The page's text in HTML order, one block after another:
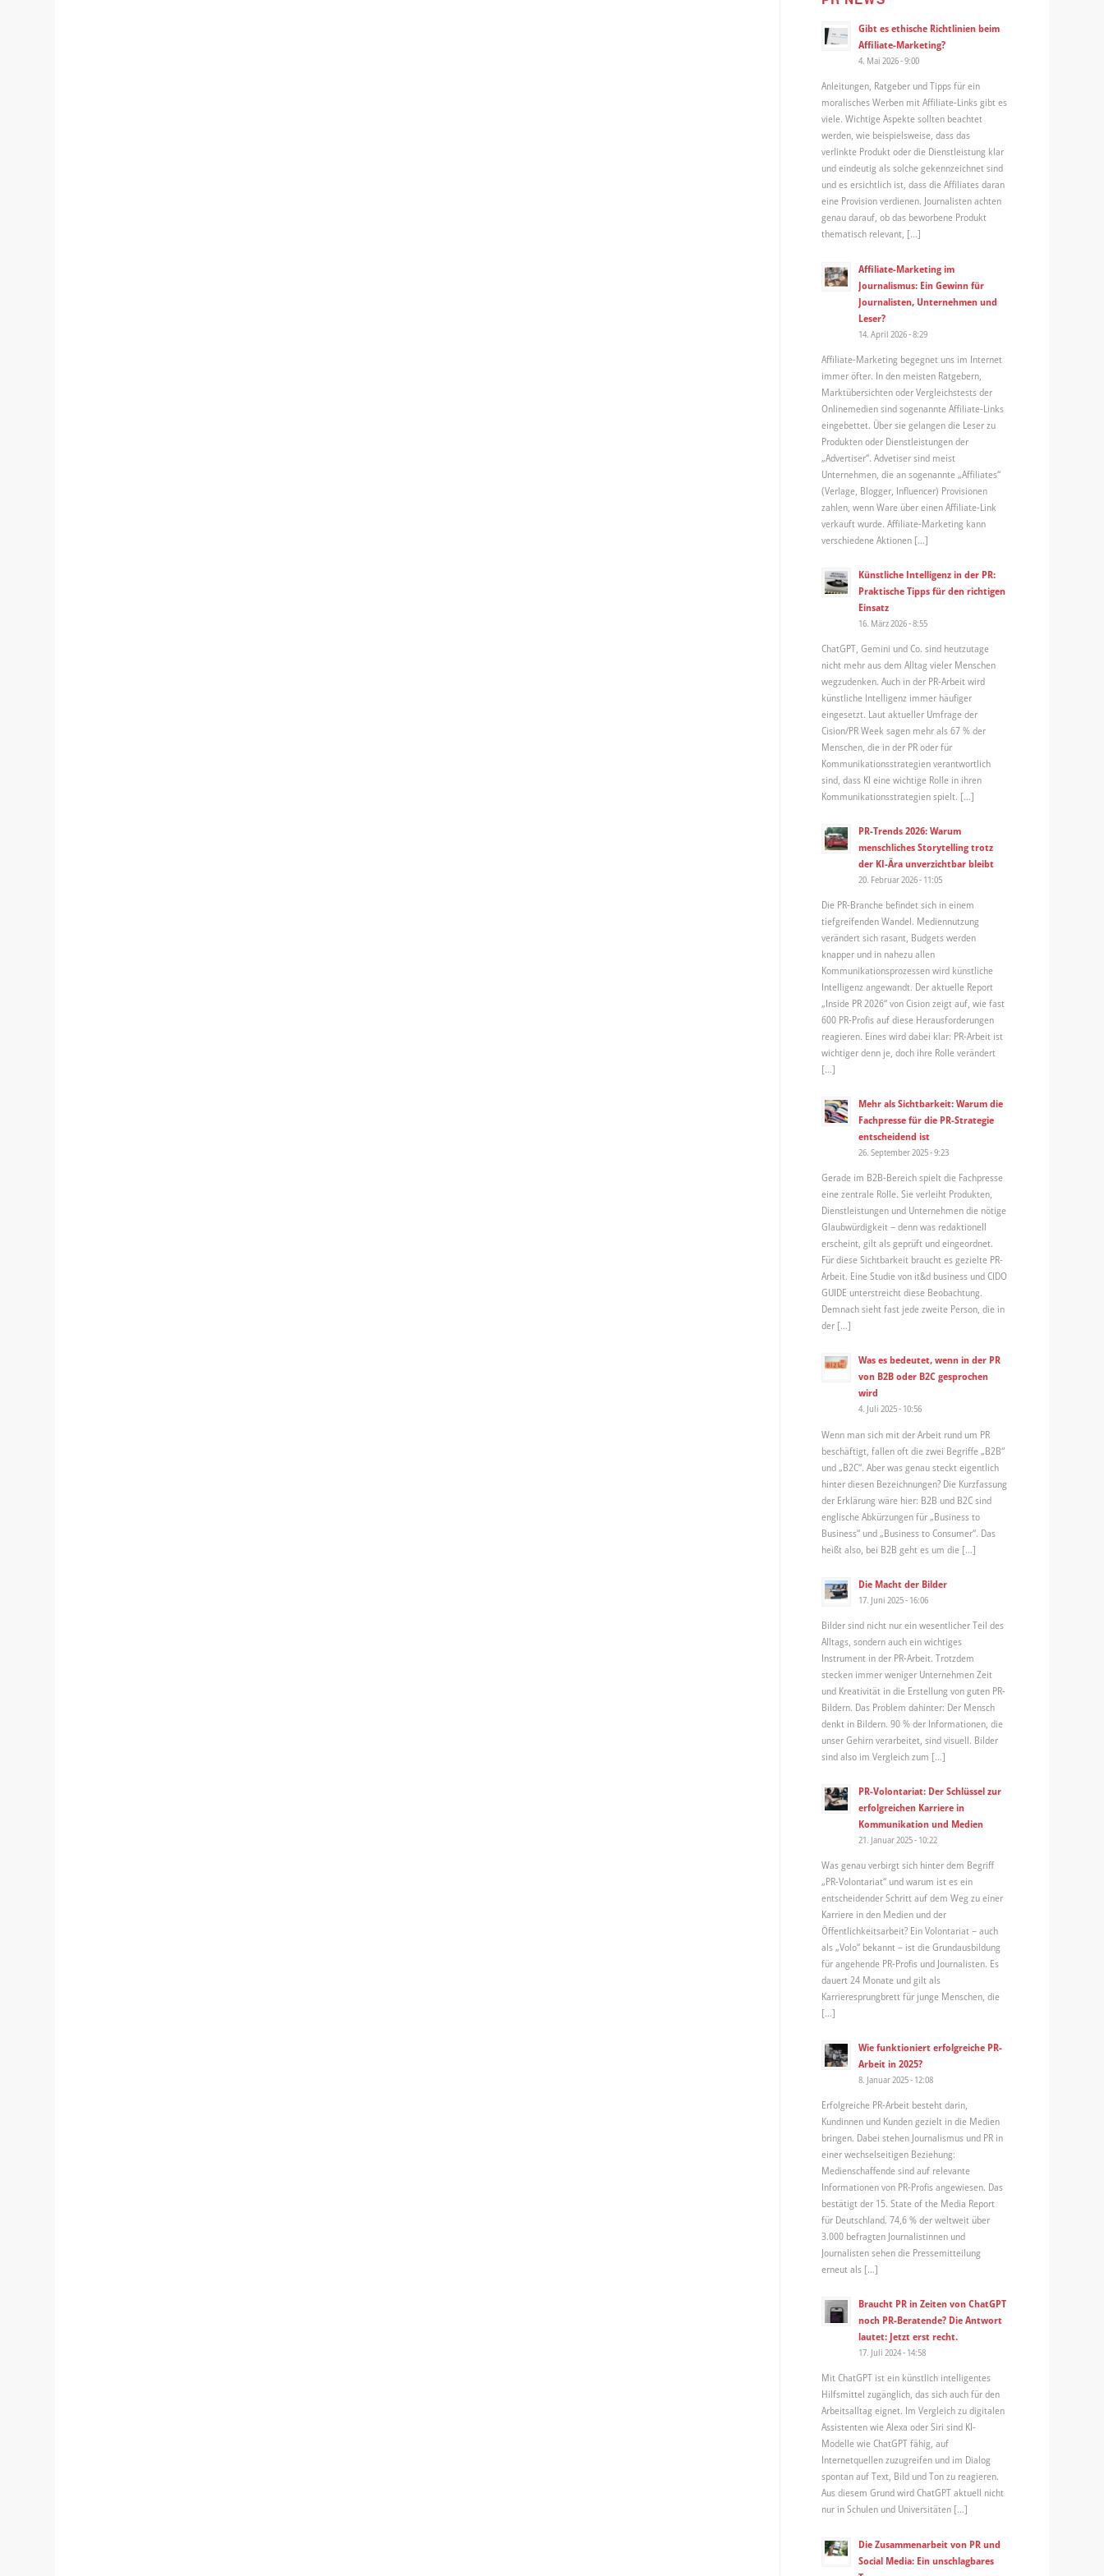
Gibt es ethische Richtlinien beim
Affiliate-Marketing?
4. Mai 2026 - 9:00
Anleitungen, Ratgeber und Tipps für ein
moralisches Werben mit Affiliate-Links gibt es
viele. Wichtige Aspekte sollten beachtet
werden, wie beispielsweise, dass das
verlinkte Produkt oder die Dienstleistung klar
und eindeutig als solche gekennzeichnet sind
und es ersichtlich ist, dass die Affiliates daran
eine Provision verdienen. Journalisten achten
genau darauf, ob das beworbene Produkt
thematisch relevant, […]
Affiliate-Marketing im
Journalismus: Ein Gewinn für
Journalisten, Unternehmen und
Leser?
14. April 2026 - 8:29
Affiliate-Marketing begegnet uns im Internet
immer öfter. In den meisten Ratgebern,
Marktübersichten oder Vergleichstests der
Onlinemedien sind sogenannte Affiliate-Links
eingebettet. Über sie gelangen die Leser zu
Produkten oder Dienstleistungen der
„Advertiser“. Advetiser sind meist
Unternehmen, die an sogenannte „Affiliates“
(Verlage, Blogger, Influencer) Provisionen
zahlen, wenn Ware über einen Affiliate-Link
verkauft wurde. Affiliate-Marketing kann
verschiedene Aktionen […]
Künstliche Intelligenz in der PR:
Praktische Tipps für den richtigen
Einsatz
16. März 2026 - 8:55
ChatGPT, Gemini und Co. sind heutzutage
nicht mehr aus dem Alltag vieler Menschen
wegzudenken. Auch in der PR-Arbeit wird
künstliche Intelligenz immer häufiger
eingesetzt. Laut aktueller Umfrage der
Cision/PR Week sagen mehr als 67 % der
Menschen, die in der PR oder für
Kommunikationsstrategien verantwortlich
sind, dass KI eine wichtige Rolle in ihren
Kommunikationsstrategien spielt. […]
PR-Trends 2026: Warum
menschliches Storytelling trotz
der KI-Ära unverzichtbar bleibt
20. Februar 2026 - 11:05
Die PR-Branche befindet sich in einem
tiefgreifenden Wandel. Mediennutzung
verändert sich rasant, Budgets werden
knapper und in nahezu allen
Kommunikationsprozessen wird künstliche
Intelligenz angewandt. Der aktuelle Report
„Inside PR 2026“ von Cision zeigt auf, wie fast
600 PR-Profis auf diese Herausforderungen
reagieren. Eines wird dabei klar: PR-Arbeit ist
wichtiger denn je, doch ihre Rolle verändert
[…]
Mehr als Sichtbarkeit: Warum die
Fachpresse für die PR-Strategie
entscheidend ist
26. September 2025 - 9:23
Gerade im B2B-Bereich spielt die Fachpresse
eine zentrale Rolle. Sie verleiht Produkten,
Dienstleistungen und Unternehmen die nötige
Glaubwürdigkeit – denn was redaktionell
erscheint, gilt als geprüft und eingeordnet.
Für diese Sichtbarkeit braucht es gezielte PR-
Arbeit. Eine Studie von it&d business und CIDO
GUIDE unterstreicht diese Beobachtung.
Demnach sieht fast jede zweite Person, die in
der […]
Was es bedeutet, wenn in der PR
von B2B oder B2C gesprochen
wird
4. Juli 2025 - 10:56
Wenn man sich mit der Arbeit rund um PR
beschäftigt, fallen oft die zwei Begriffe „B2B“
und „B2C“. Aber was genau steckt eigentlich
hinter diesen Bezeichnungen? Die Kurzfassung
der Erklärung wäre hier: B2B und B2C sind
englische Abkürzungen für „Business to
Business“ und „Business to Consumer“. Das
heißt also, bei B2B geht es um die […]
Die Macht der Bilder
17. Juni 2025 - 16:06
Bilder sind nicht nur ein wesentlicher Teil des
Alltags, sondern auch ein wichtiges
Instrument in der PR-Arbeit. Trotzdem
stecken immer weniger Unternehmen Zeit
und Kreativität in die Erstellung von guten PR-
Bildern. Das Problem dahinter: Der Mensch
denkt in Bildern. 90 % der Informationen, die
unser Gehirn verarbeitet, sind visuell. Bilder
sind also im Vergleich zum […]
PR-Volontariat: Der Schlüssel zur
erfolgreichen Karriere in
Kommunikation und Medien
21. Januar 2025 - 10:22
Was genau verbirgt sich hinter dem Begriff
„PR-Volontariat“ und warum ist es ein
entscheidender Schritt auf dem Weg zu einer
Karriere in den Medien und der
Öffentlichkeitsarbeit? Ein Volontariat – auch
als „Volo“ bekannt – ist die Grundausbildung
für angehende PR-Profis und Journalisten. Es
dauert 24 Monate und gilt als
Karrieresprungbrett für junge Menschen, die
[…]
Wie funktioniert erfolgreiche PR-
Arbeit in 2025?
8. Januar 2025 - 12:08
Erfolgreiche PR-Arbeit besteht darin,
Kundinnen und Kunden gezielt in die Medien
bringen. Dabei stehen Journalismus und PR in
einer wechselseitigen Beziehung:
Medienschaffende sind auf relevante
Informationen von PR-Profis angewiesen. Das
bestätigt der 15. State of the Media Report
für Deutschland. 74,6 % der weltweit über
3.000 befragten Journalistinnen und
Journalisten sehen die Pressemitteilung
erneut als […]
Braucht PR in Zeiten von ChatGPT
noch PR-Beratende? Die Antwort
lautet: Jetzt erst recht.
17. Juli 2024 - 14:58
Mit ChatGPT ist ein künstlich intelligentes
Hilfsmittel zugänglich, das sich auch für den
Arbeitsalltag eignet. Im Vergleich zu digitalen
Assistenten wie Alexa oder Siri sind KI-
Modelle wie ChatGPT fähig, auf
Internetquellen zuzugreifen und im Dialog
spontan auf Text, Bild und Ton zu reagieren.
Aus diesem Grund wird ChatGPT aktuell nicht
nur in Schulen und Universitäten […]
Die Zusammenarbeit von PR und
Social Media: Ein unschlagbares